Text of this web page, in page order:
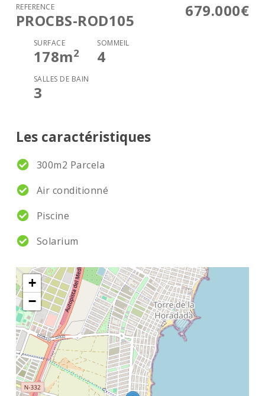
679.000€
RÉFÉRENCE
PROCBS-ROD105
SURFACE
178m2
SOMMEIL
4
SALLES DE BAIN
3
Les caractéristiques
300m2 Parcela
Air conditionné
Piscine
Solarium
+
−